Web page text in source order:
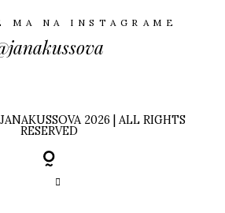
MA NA INSTAGRAME
2026 | ALL RIGHTS
RESERVED